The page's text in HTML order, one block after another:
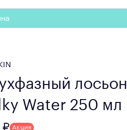
лосьон
Water 250 мл
₽ Акция